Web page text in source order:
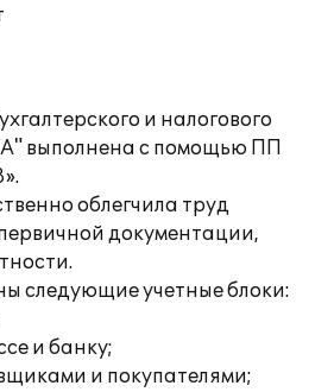
и налогового
выполнена с помощью ПП
облегчила труд
документации,
следующие учетные блоки:
и банку;
и покупателями;